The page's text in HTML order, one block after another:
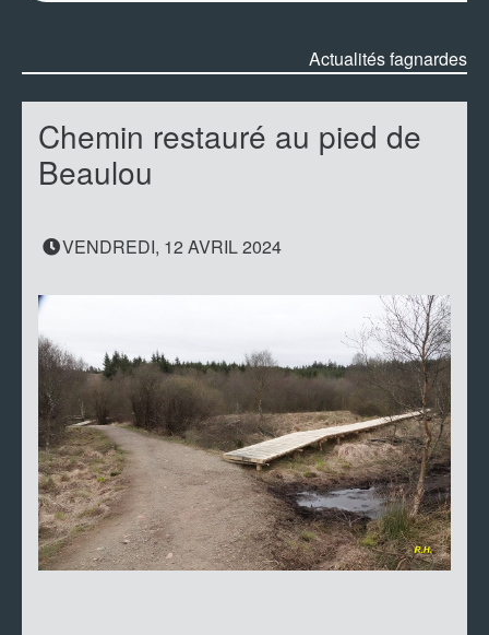
Actualités fagnardes
Chemin restauré au pied de
Beaulou
VENDREDI, 12 AVRIL 2024